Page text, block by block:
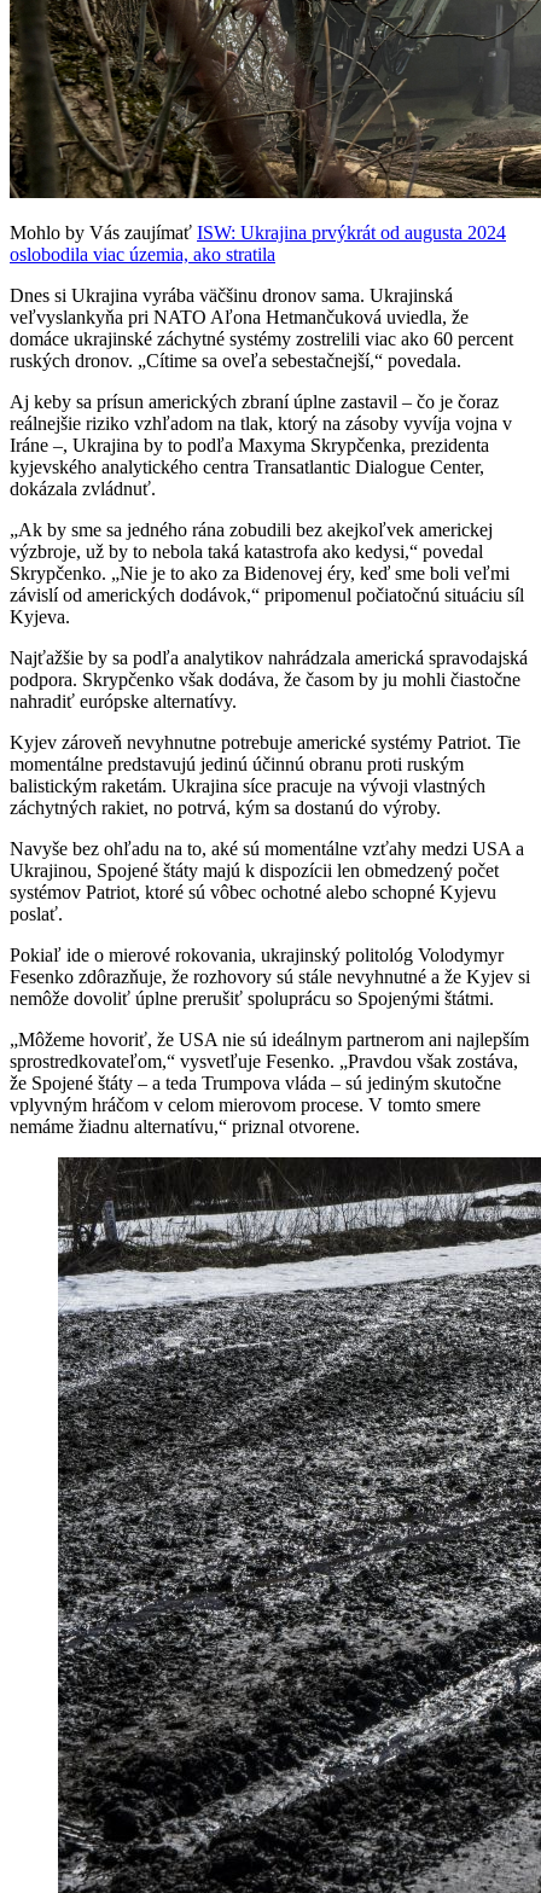
Mohlo by Vás zaujímať ISW: Ukrajina prvýkrát od augusta 2024
oslobodila viac územia, ako stratila
Dnes si Ukrajina vyrába väčšinu dronov sama. Ukrajinská
veľvyslankyňa pri NATO Aľona Hetmančuková uviedla, že
domáce ukrajinské záchytné systémy zostrelili viac ako 60 percent
ruských dronov. „Cítime sa oveľa sebestačnejší,“ povedala.
Aj keby sa prísun amerických zbraní úplne zastavil – čo je čoraz
reálnejšie riziko vzhľadom na tlak, ktorý na zásoby vyvíja vojna v
Iráne –, Ukrajina by to podľa Maxyma Skrypčenka, prezidenta
kyjevského analytického centra Transatlantic Dialogue Center,
dokázala zvládnuť.
„Ak by sme sa jedného rána zobudili bez akejkoľvek americkej
výzbroje, už by to nebola taká katastrofa ako kedysi,“ povedal
Skrypčenko. „Nie je to ako za Bidenovej éry, keď sme boli veľmi
závislí od amerických dodávok,“ pripomenul počiatočnú situáciu síl
Kyjeva.
Najťažšie by sa podľa analytikov nahrádzala americká spravodajská
podpora. Skrypčenko však dodáva, že časom by ju mohli čiastočne
nahradiť európske alternatívy.
Kyjev zároveň nevyhnutne potrebuje americké systémy Patriot. Tie
momentálne predstavujú jedinú účinnú obranu proti ruským
balistickým raketám. Ukrajina síce pracuje na vývoji vlastných
záchytných rakiet, no potrvá, kým sa dostanú do výroby.
Navyše bez ohľadu na to, aké sú momentálne vzťahy medzi USA a
Ukrajinou, Spojené štáty majú k dispozícii len obmedzený počet
systémov Patriot, ktoré sú vôbec ochotné alebo schopné Kyjevu
poslať.
Pokiaľ ide o mierové rokovania, ukrajinský politológ Volodymyr
Fesenko zdôrazňuje, že rozhovory sú stále nevyhnutné a že Kyjev si
nemôže dovoliť úplne prerušiť spoluprácu so Spojenými štátmi.
„Môžeme hovoriť, že USA nie sú ideálnym partnerom ani najlepším
sprostredkovateľom,“ vysvetľuje Fesenko. „Pravdou však zostáva,
že Spojené štáty – a teda Trumpova vláda – sú jediným skutočne
vplyvným hráčom v celom mierovom procese. V tomto smere
nemáme žiadnu alternatívu,“ priznal otvorene.